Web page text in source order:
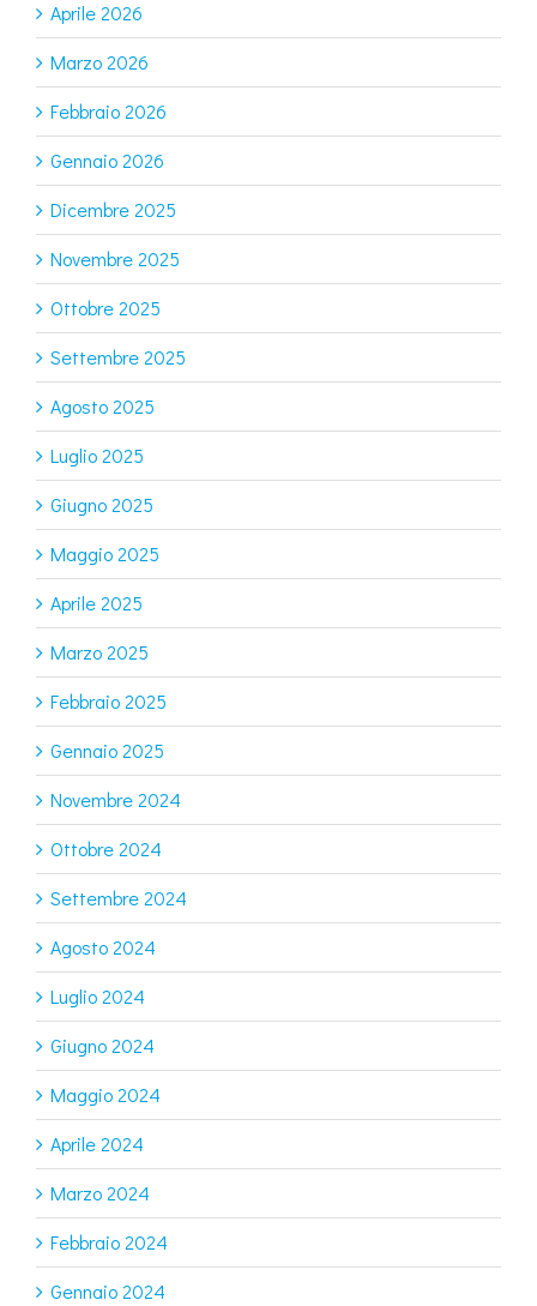
Aprile 2026
Marzo 2026
Febbraio 2026
Gennaio 2026
Dicembre 2025
Novembre 2025
Ottobre 2025
Settembre 2025
Agosto 2025
Luglio 2025
Giugno 2025
Maggio 2025
Aprile 2025
Marzo 2025
Febbraio 2025
Gennaio 2025
Novembre 2024
Ottobre 2024
Settembre 2024
Agosto 2024
Luglio 2024
Giugno 2024
Maggio 2024
Aprile 2024
Marzo 2024
Febbraio 2024
Gennaio 2024